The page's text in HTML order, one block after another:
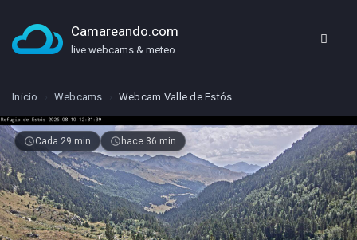
Camareando.com
live webcams & meteo
Inicio Webcams Webcam Valle de Estós
scheduleCada 29 min access_time hace 36 min